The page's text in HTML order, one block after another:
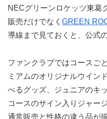
NECグリーンロケッツ東葛
販売だけでなく GREEN
導線まで見ておくと、公式
ファンクラブではコースご
ミアムのオリジナルウイン
べるグッズ、ジュニアのキ
コースのサイン入りジャー
通常販売と性格の違う品が